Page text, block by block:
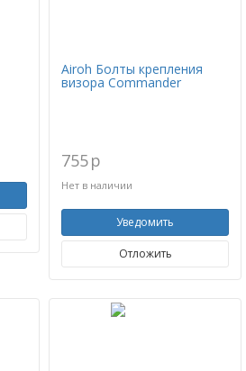
Airoh Болты крепления
визора Commander
755p
Нет в наличии
Уведомить
Отложить